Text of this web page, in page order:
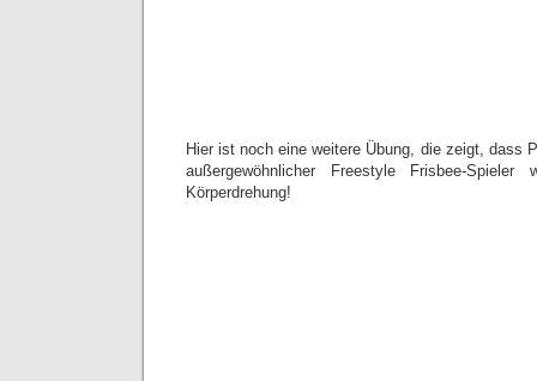
Hier ist noch eine weitere Übung, die zeigt, dass
außergewöhnlicher Freestyle Frisbee-
Körperdrehung!